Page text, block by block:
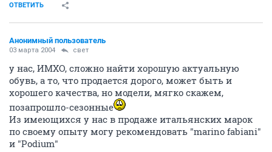
ОТВЕТИТЬ
Анонимный пользователь
03 марта 2004 свет
у нас, ИМХО, сложно найти хорошую актуальную
обувь, а то, что продается дорого, может быть и
хорошего качества, но модели, мягко скажем,
позапрошло-сезонные
Из имеющихся у нас в продаже итальянских марок
по своему опыту могу рекомендовать "marino fabiani"
и "Podium"